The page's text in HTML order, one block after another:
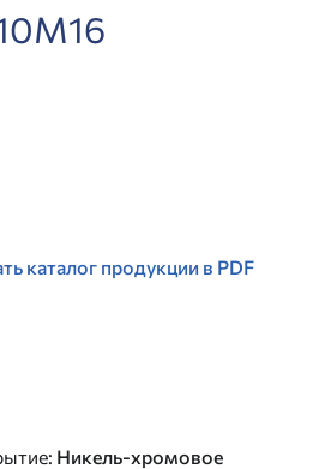
каталог продукции в PDF
: Никель-хромовое